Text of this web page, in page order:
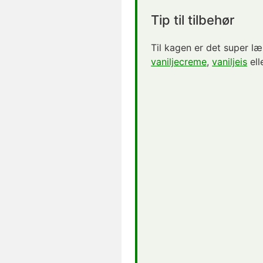
Tip til tilbehør
Til kagen er det super
vaniljecreme, vaniljeis